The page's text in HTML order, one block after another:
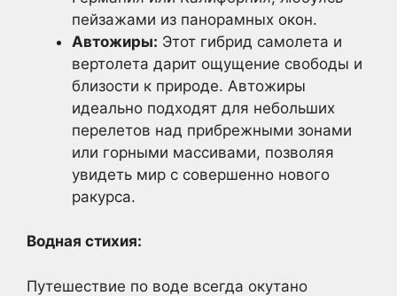
пейзажами из панорамных окон.
Автожиры: Этот гибрид самолета и
вертолета дарит ощущение свободы и
близости к природе. Автожиры
идеально подходят для небольших
перелетов над прибрежными зонами
или горными массивами, позволяя
увидеть мир с совершенно нового
ракурса.
Водная стихия:
Путешествие по воде всегда окутано